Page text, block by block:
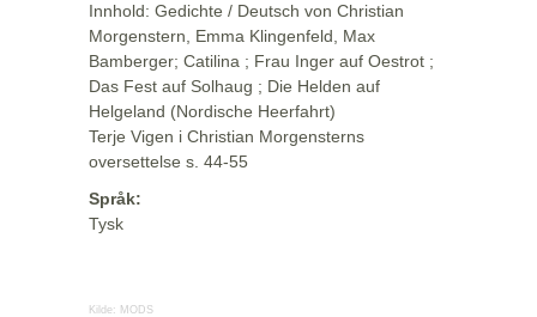
Innhold: Gedichte / Deutsch von Christian
Morgenstern, Emma Klingenfeld, Max
Bamberger; Catilina ; Frau Inger auf Oestrot ;
Das Fest auf Solhaug ; Die Helden auf
Helgeland (Nordische Heerfahrt)
Terje Vigen i Christian Morgensterns
oversettelse s. 44-55
Språk:
Tysk
Kilde: MODS